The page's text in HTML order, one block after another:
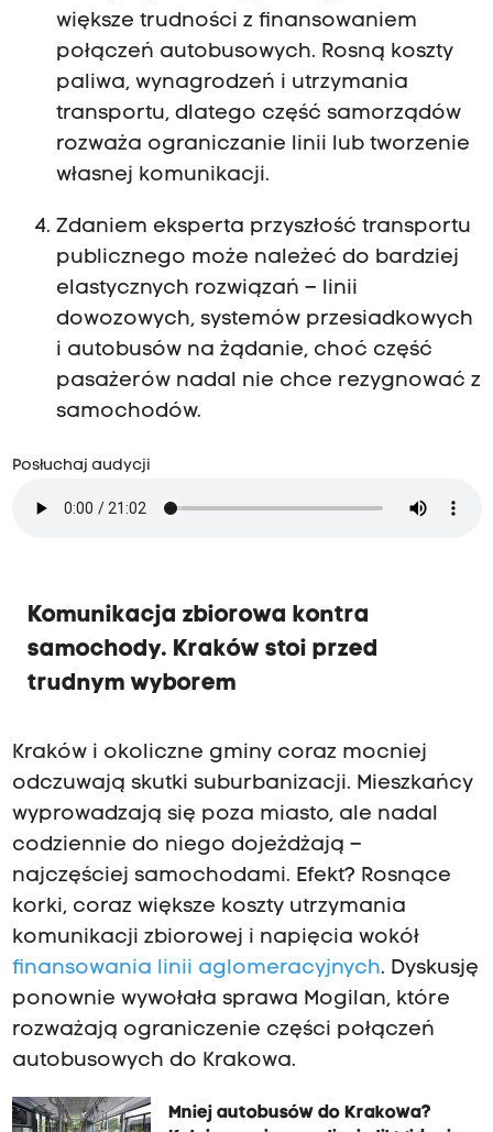
większe trudności z finansowaniem
połączeń autobusowych. Rosną koszty
paliwa, wynagrodzeń i utrzymania
transportu, dlatego część samorządów
rozważa ograniczanie linii lub tworzenie
własnej komunikacji.
Zdaniem eksperta przyszłość transportu
publicznego może należeć do bardziej
elastycznych rozwiązań – linii
dowozowych, systemów przesiadkowych
i autobusów na żądanie, choć część
pasażerów nadal nie chce rezygnować z
samochodów.
Posłuchaj audycji
Komunikacja zbiorowa kontra
samochody. Kraków stoi przed
trudnym wyborem
Kraków i okoliczne gminy coraz mocniej
odczuwają skutki suburbanizacji. Mieszkańcy
wyprowadzają się poza miasto, ale nadal
codziennie do niego dojeżdżają –
najczęściej samochodami. Efekt? Rosnące
korki, coraz większe koszty utrzymania
komunikacji zbiorowej i napięcia wokół
finansowania linii aglomeracyjnych. Dyskusję
ponownie wywołała sprawa Mogilan, które
rozważają ograniczenie części połączeń
autobusowych do Krakowa.
Mniej autobusów do Krakowa?